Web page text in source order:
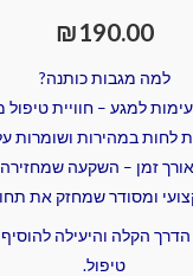
₪190.00
למה מגבות כותנה?
למגע – חוויית
לחות במהירות ושומרות על
זמן – השקעה
ומסודר שמחזק את
הקלה והיעילה להוסיף
טיפול.